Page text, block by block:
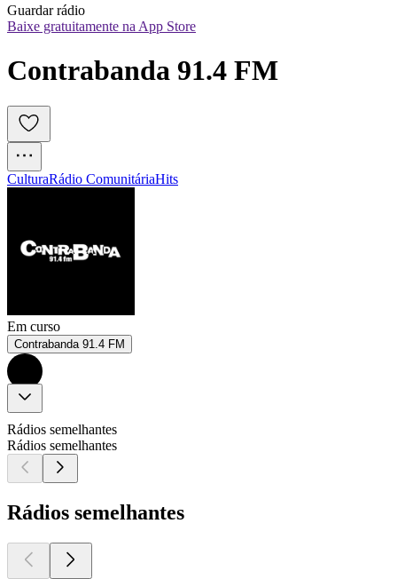
Guardar rádio
Baixe gratuitamente na App Store
Contrabanda 91.4 FM
CulturaRádio ComunitáriaHits
Em curso
Contrabanda 91.4 FM
Rádios semelhantes
Rádios semelhantes
Rádios semelhantes